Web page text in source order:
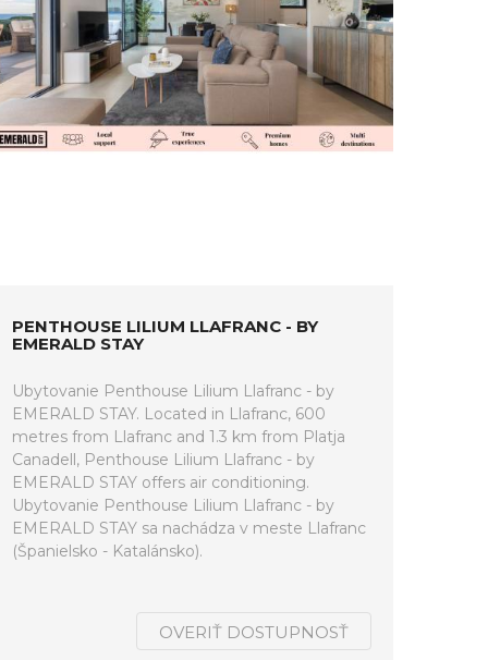
PENTHOUSE LILIUM LLAFRANC - BY
EMERALD STAY
Ubytovanie Penthouse Lilium Llafranc - by
EMERALD STAY. Located in Llafranc, 600
metres from Llafranc and 1.3 km from Platja
Canadell, Penthouse Lilium Llafranc - by
EMERALD STAY offers air conditioning.
Ubytovanie Penthouse Lilium Llafranc - by
EMERALD STAY sa nachádza v meste Llafranc
(Španielsko - Katalánsko).
OVERIŤ DOSTUPNOSŤ